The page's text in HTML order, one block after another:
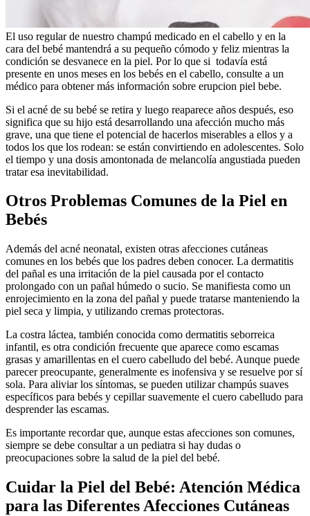
El uso regular de nuestro champú medicado en el cabello y en la
cara del bebé mantendrá a su pequeño cómodo y feliz mientras la
condición se desvanece en la piel. Por lo que si todavía está
presente en unos meses en los bebés en el cabello, consulte a un
médico para obtener más información sobre erupcion piel bebe.
Si el acné de su bebé se retira y luego reaparece años después, eso
significa que su hijo está desarrollando una afección mucho más
grave, una que tiene el potencial de hacerlos miserables a ellos y a
todos los que los rodean: se están convirtiendo en adolescentes. Solo
el tiempo y una dosis amontonada de melancolía angustiada pueden
tratar esa inevitabilidad.
Otros Problemas Comunes de la Piel en
Bebés
Además del acné neonatal, existen otras afecciones cutáneas
comunes en los bebés que los padres deben conocer. La dermatitis
del pañal es una irritación de la piel causada por el contacto
prolongado con un pañal húmedo o sucio. Se manifiesta como un
enrojecimiento en la zona del pañal y puede tratarse manteniendo la
piel seca y limpia, y utilizando cremas protectoras.
La costra láctea, también conocida como dermatitis seborreica
infantil, es otra condición frecuente que aparece como escamas
grasas y amarillentas en el cuero cabelludo del bebé. Aunque puede
parecer preocupante, generalmente es inofensiva y se resuelve por sí
sola. Para aliviar los síntomas, se pueden utilizar champús suaves
específicos para bebés y cepillar suavemente el cuero cabelludo para
desprender las escamas.
Es importante recordar que, aunque estas afecciones son comunes,
siempre se debe consultar a un pediatra si hay dudas o
preocupaciones sobre la salud de la piel del bebé.
Cuidar la Piel del Bebé: Atención Médica
para las Diferentes Afecciones Cutáneas